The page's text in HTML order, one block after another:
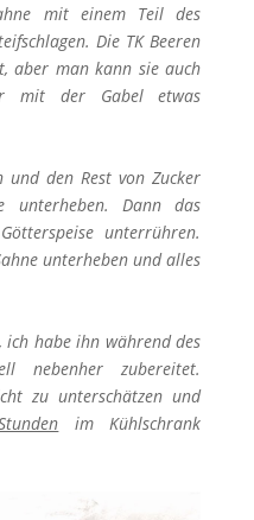
mit einem Teil des
Die TK Beeren
aber man kann sie auch
mit der Gabel etwas
und den Rest von Zucker
Dann das
unterrühren.
unterheben und alles
ich habe ihn während des
nebenher zubereitet.
zu unterschätzen und
im Kühlschrank